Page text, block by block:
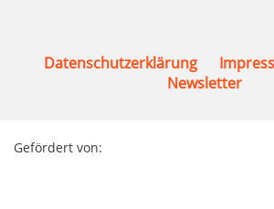
Datenschutzerklärung
Newsletter
Gefördert von: